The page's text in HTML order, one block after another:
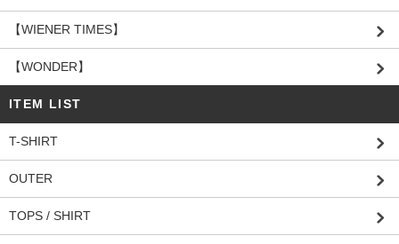
【WIENER TIMES】
【WONDER】
ITEM LIST
T-SHIRT
OUTER
TOPS / SHIRT